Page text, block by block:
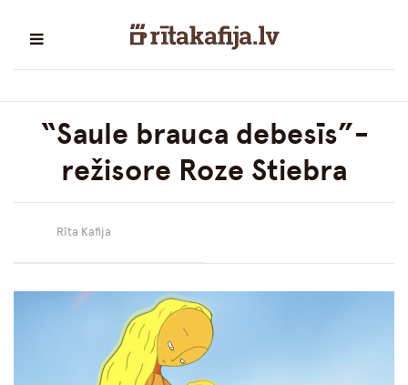
“Saule brauca debesīs”-
režisore Roze Stiebra
Rīta Kafija